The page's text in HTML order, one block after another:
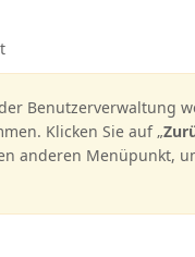
Benutzerverwaltung
Klicken Sie auf „
anderen Menüpunkt,